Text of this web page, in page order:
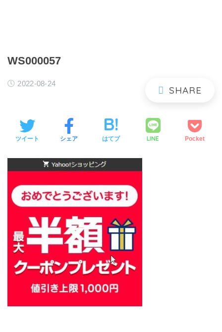
WS000057
2022-08-24
ツイート シェア はてブ LINE Pocket